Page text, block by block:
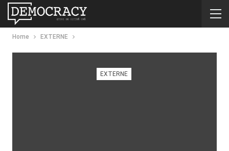
Home EXTERNE
EXTERNE